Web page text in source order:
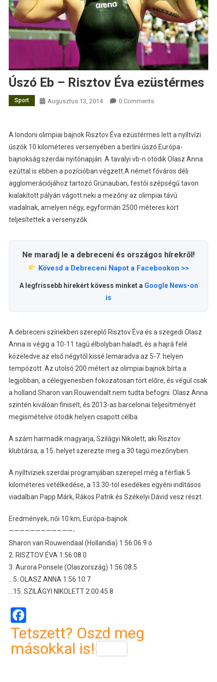
Úszó Eb – Risztov Éva ezüstérmes
Sport Augusztus 13, 2014 0 Comments
A londoni olimpiai bajnok Risztov Éva ezüstérmes lett a nyíltvízi
úszók 10 kilométeres versenyében a berlini úszó Európa-
bajnokság szerdai nyitónapján. A tavalyi vb-n ötödik Olasz Anna
ezúttal is ebben a pozícióban végzett.A német főváros déli
agglomerációjához tartozó Grünauban, festői szépségű tavon
kialakított pályán vágott neki a mezőny az olimpiai távú
viadalnak, amelyen négy, egyformán 2500 méteres kört
teljesítettek a versenyzők.
Ne maradj le a debreceni és országos hírekről!
Kövesd a Debreceni Napot a Facebookon >>
A legfrissebb hírekért kövess minket a Google News-on
is
A debreceni színekben szereplő Risztov Éva és a szegedi Olasz
Anna is végig a 10-11 tagú élbolyban haladt, és a hajrá felé
közeledve az első négytől kissé lemaradva az 5-7. helyen
tempózott. Az utolsó 200 métert az olimpiai bajnok bírta a
legjobban, a célegyenesben fokozatosan tört előre, és végül csak
a holland Sharon van Rouwendalt nem tudta befogni. Olasz Anna
szintén kiválóan finiselt, és 2013-as barcelonai teljesítményét
megismételve ötödik helyen csapott célba.
A szám harmadik magyarja, Szilágyi Nikolett, aki Risztov
klubtársa, a 15. helyet szerezte meg a 30 tagú mezőnyben.
A nyíltvíziek szerdai programjában szerepel még a férfiak 5
kilométeres vetélkedése, a 13.30-tól esedékes egyéni indításos
viadalban Papp Márk, Rákos Patrik és Székelyi Dávid vesz részt.
Eredmények, női 10 km, Európa-bajnok:
————————————-
Sharon van Rouwendaal (Hollandia) 1:56:06.9 ó
2. RISZTOV ÉVA 1:56:08.0
3. Aurora Ponsele (Olaszország) 1:56:08.5
…5. OLASZ ANNA 1:56:10.7
…15. SZILÁGYI NIKOLETT 2:00:45.8
Facebook
Tetszett? Oszd meg
másokkal is!